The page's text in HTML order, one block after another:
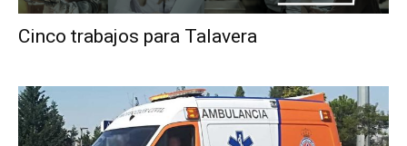
Cinco trabajos para Talavera